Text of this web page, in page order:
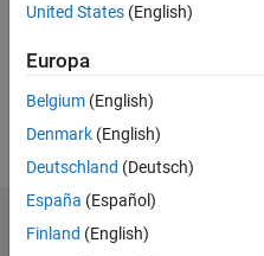
Follow
Dashboard
United States (English)
Europa
Belgium (English)
Denmark (English)
Deutschland (Deutsch)
España (Español)
Finland (English)